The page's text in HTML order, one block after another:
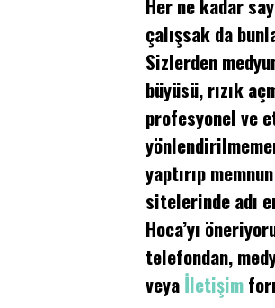
Her ne kadar
çalışsak da
Sizlerden
büyüsü, rızık
profesyonel ve
yaptırıp
sitelerinde adı
Hoca’yı
telefondan,
veyaİletişim